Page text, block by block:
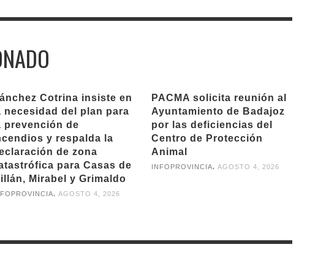
Cotrina insiste en
necesidad del plan para
prevención de
y respalda la
de zona
para Casas de
Mirabel y Grimaldo
AGOSTO 4, 2026
PACMA solicita reunión al
Ayuntamiento de Badajoz
por las deficiencias del
Centro de Protección
Animal
INFOPROVINCIA AGOSTO 4, 2026